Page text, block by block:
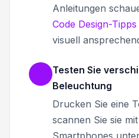
Anleitungen
Code Design-Tipps
visuell
Testen Sie
Beleuchtung
Drucken Sie eine
scannen Sie sie
Smartphones